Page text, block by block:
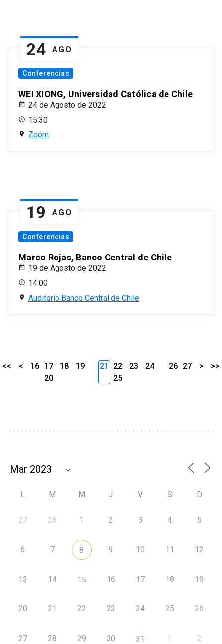
24 AGO
Conferencias
WEI XIONG, Universidad Católica de Chile
24 de Agosto de 2022
15:30
Zoom
19 AGO
Conferencias
Marco Rojas, Banco Central de Chile
19 de Agosto de 2022
14:00
Auditorio Banco Central de Chile
<< < 16 17 18
19
20
21 22 23
24
25
26 27 > >>
L M M J V S D
27 28 1 2 3 4 5
6 7 8 9 10 11 12
13 14 15 16 17 18 19
20 21 22 23 24 25 26
27 28 29 30 31 1 2